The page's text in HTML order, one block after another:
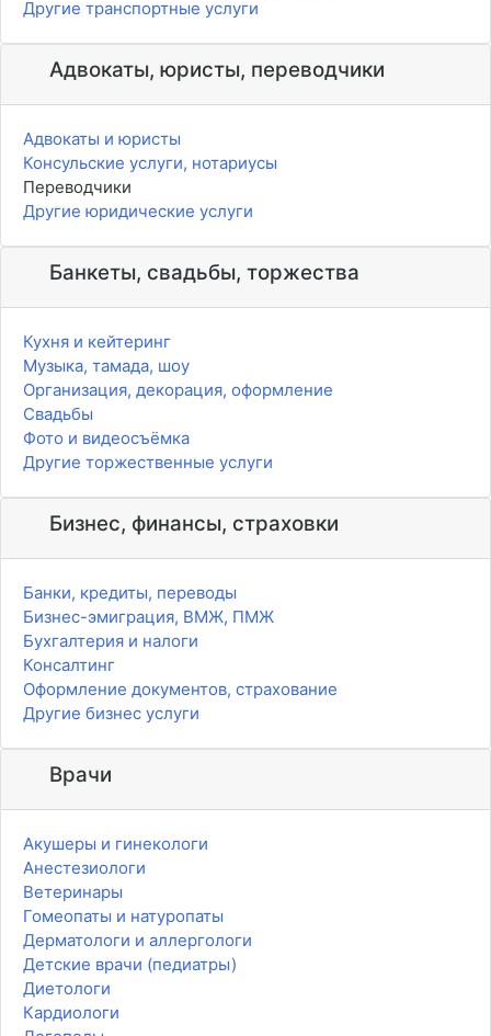
Другие транспортные услуги
Адвокаты, юристы, переводчики
Адвокаты и юристы
Консульские услуги, нотариусы
Переводчики
Другие юридические услуги
Банкеты, свадьбы, торжества
Кухня и кейтеринг
Музыка, тамада, шоу
Организация, декорация, оформление
Свадьбы
Фото и видеосъёмка
Другие торжественные услуги
Бизнес, финансы, страховки
Банки, кредиты, переводы
Бизнес-эмиграция, ВМЖ, ПМЖ
Бухгалтерия и налоги
Консалтинг
Оформление документов, страхование
Другие бизнес услуги
Врачи
Акушеры и гинекологи
Анестезиологи
Ветеринары
Гомеопаты и натуропаты
Дерматологи и аллергологи
Детские врачи (педиатры)
Диетологи
Кардиологи